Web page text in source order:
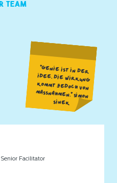
Team
Facilitator
"GENIE IST IN DER
IDEE. DIE WIRKUNG
KOMMT JEDOCH VON
MASSNAHMEN." SIMON S
INEK